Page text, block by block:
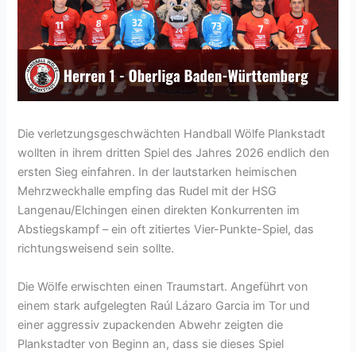
Die verletzungsgeschwächten Handball Wölfe Plankstadt
wollten in ihrem dritten Spiel des Jahres 2026 endlich den
ersten Sieg einfahren. In der lautstarken heimischen
Mehrzweckhalle empfing das Rudel mit der HSG
Langenau/Elchingen einen direkten Konkurrenten im
Abstiegskampf – ein oft zitiertes Vier-Punkte-Spiel, das
richtungsweisend sein sollte.
Die Wölfe erwischten einen Traumstart. Angeführt von
einem stark aufgelegten Raúl Lázaro Garcia im Tor und
einer aggressiv zupackenden Abwehr zeigten die
Plankstadter von Beginn an, dass sie dieses Spiel